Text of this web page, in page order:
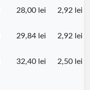
28,00 lei 2,92 lei
29,84 lei 2,92 lei
32,40 lei 2,50 lei